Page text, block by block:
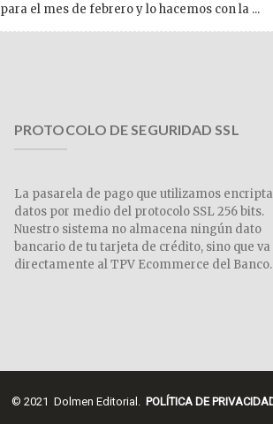
para el mes de febrero y lo hacemos con la ...
PROTOCOLO DE SEGURIDAD SSL
La pasarela de pago que utilizamos
datos por medio del protocolo SSL 256 bits.
Nuestro sistema no almacena ningún dato
bancario de tu tarjeta de crédito, sino que va
directamente al TPV Ecommerce del Banco.
© 2021 Dolmen Editorial. POLÍTICA DE